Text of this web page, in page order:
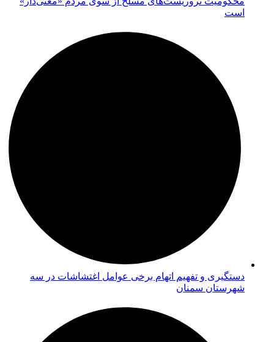
است
دستگیری و تفهیم اتهام برخی عوامل اغتشاشات در سه
شهرستان سمنان